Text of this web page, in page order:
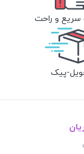
سریع و راحت
پیک